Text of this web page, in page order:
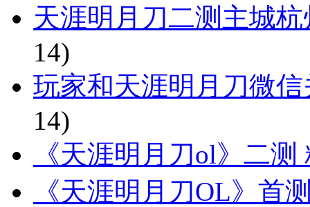
天涯明月刀二测主城
14)
玩家和天涯明月刀微
14)
《天涯明月刀ol》二
《天涯明月刀OL》首